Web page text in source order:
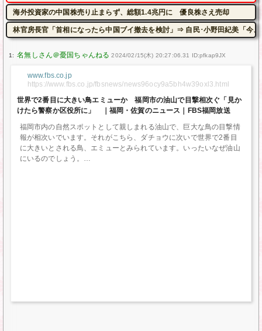
海外投資家の中国株売り止まらず、総額1.4兆円に 優良株さえ売却
林官房長官「首相になったら中国ブイ撤去を検討」⇒ 自民･小野田紀美「今
1: 2024/02/15(木) 20:27:06.31 ID:pfkap9JX
www.fbs.co.jp
https://www.fbs.co.jp/fbsnews/news96ocy9a5bh4w39oxl3.html
世界で2番目に大きい鳥エミューか 福岡市の油山で目撃相次ぐ「見か
けたら警察か区役所に」 ｜福岡・佐賀のニュース｜FBS福岡放送
福岡市内の自然スポットとして親しまれる油山で、巨大な鳥の目撃情
報が相次いでいます。それがこちら、ダチョウに次いで世界で2番目
に大きいとされる鳥、エミューとみられています。いったいなぜ油山
にいるのでしょう。